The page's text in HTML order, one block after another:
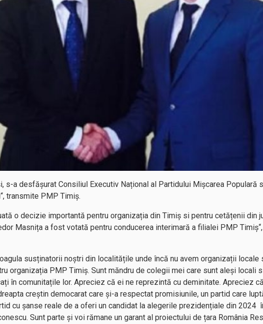
s-a desfășurat Consiliul Executiv Național al Partidului Mișcarea Populară
transmite PMP Timiș.
o decizie importantă pentru organizația din Timiș si pentru cetățenii din
Masnița a fost votată pentru conducerea interimară a filialei PMP
susținatorii noștri din localitățile unde încă nu avem organizații
organizația PMP Timiș. Sunt măndru de colegii mei care sunt aleși locali
în comunitațile lor. Apreciez că ei ne reprezintă cu deminitate. Apreciez
creștin democarat care și-a respectat promisiunile, un partid care
cu șanse reale de a oferi un candidat la alegerile prezidențiale din 2024
Sunt parte și voi rămane un garant al proiectului de țara România